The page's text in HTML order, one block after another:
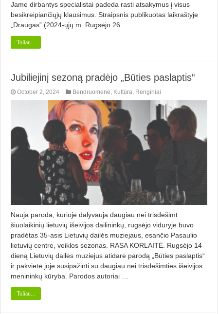
Jame dirbantys specialistai padeda rasti atsakymus į visus
besikreipiančiųjų klausimus. Straipsnis publikuotas laikraštyje
„Draugas” (2024-ųjų m. Rugsėjo 26 …
Toliau...
Jubiliejinį sezoną pradėjo „Būties paslaptis“
October 2, 2024 Bendruomenė, Kultūra, Renginiai
Nauja paroda, kurioje dalyvauja daugiau nei trisdešimt
šiuolaikinių lietuvių išeivijos dailininkų, rugsėjo viduryje buvo
pradėtas 35-asis Lietuvių dailės muziejaus, esančio Pasaulio
lietuvių centre, veiklos sezonas. RASA KORLAITĖ. Rugsėjo 14
dieną Lietuvių dailės muziejus atidarė parodą „Būties pas­laptis“
ir pakvietė joje susipažinti su daugiau nei trisdešimties išeivijos
me­nininkų kūryba. Parodos autoriai …
Toliau...